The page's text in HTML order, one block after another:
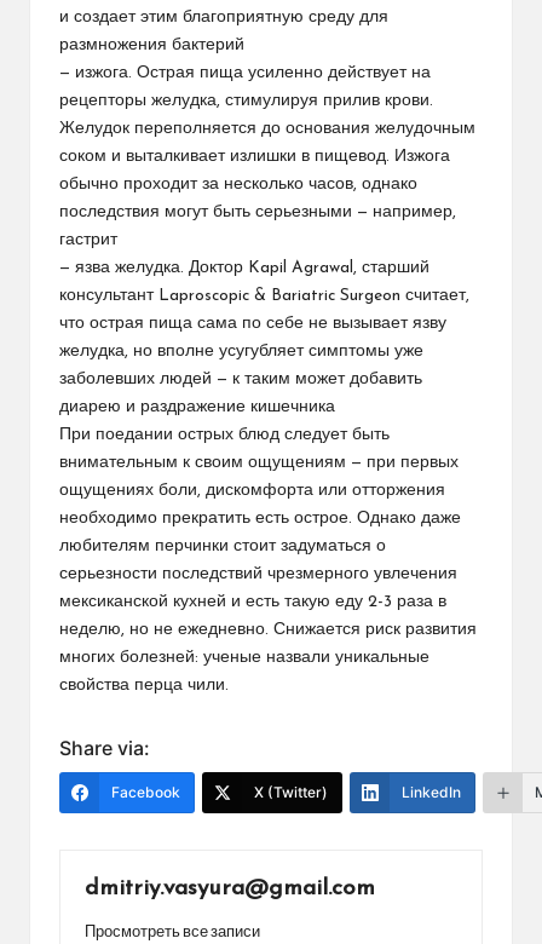
и создает этим благоприятную среду для
размножения бактерий
— изжога. Острая пища усиленно действует на
рецепторы желудка, стимулируя прилив крови.
Желудок переполняется до основания желудочным
соком и выталкивает излишки в пищевод. Изжога
обычно проходит за несколько часов, однако
последствия могут быть серьезными — например,
гастрит
— язва желудка. Доктор Kapil Agrawal, старший
консультант Laproscopic & Bariatric Surgeon считает,
что острая пища сама по себе не вызывает язву
желудка, но вполне усугубляет симптомы уже
заболевших людей — к таким может добавить
диарею и раздражение кишечника
При поедании острых блюд следует быть
внимательным к своим ощущениям — при первых
ощущениях боли, дискомфорта или отторжения
необходимо прекратить есть острое. Однако даже
любителям перчинки стоит задуматься о
серьезности последствий чрезмерного увлечения
мексиканской кухней и есть такую еду 2-3 раза в
неделю, но не ежедневно. Снижается риск развития
многих болезней: ученые назвали уникальные
свойства перца чили.
Share via:
Facebook X (Twitter) LinkedIn
dmitriy.vasyura@gmail.com
Просмотреть все записи